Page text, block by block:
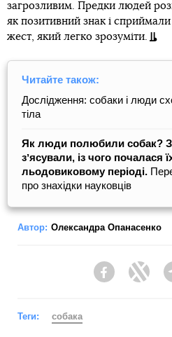
загрозливим. Предки людей
як позитивний знак і
жест, який легко зрозуміти.
Читайте також:
Дослідження: собаки і люди
тіла
Як люди полюбили собак?
зʼясували, із чого почалася
льодовиковому періоді.
про знахідки науковців
Автор: Олександра Опанасенко
Facebook
Теги: собака